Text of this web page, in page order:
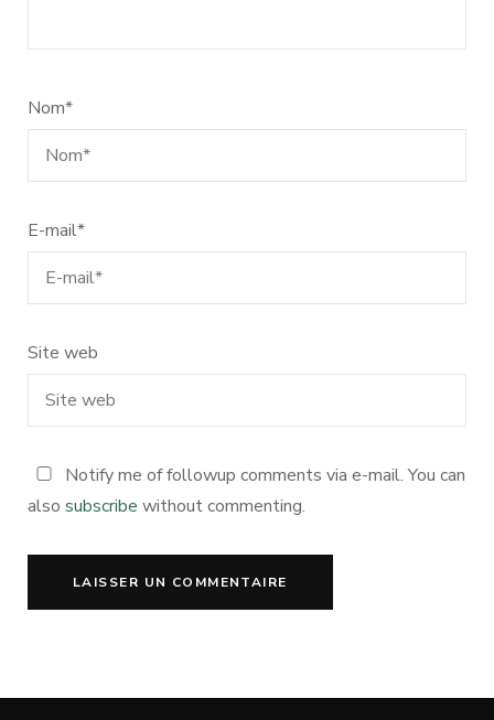
Nom*
E-mail*
Site web
Notify me of followup comments via e-mail. You can
also subscribe without commenting.